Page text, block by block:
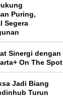
Puring,
Segera
Sinergi dengan
On The Spot
Jadi Biang
Turun